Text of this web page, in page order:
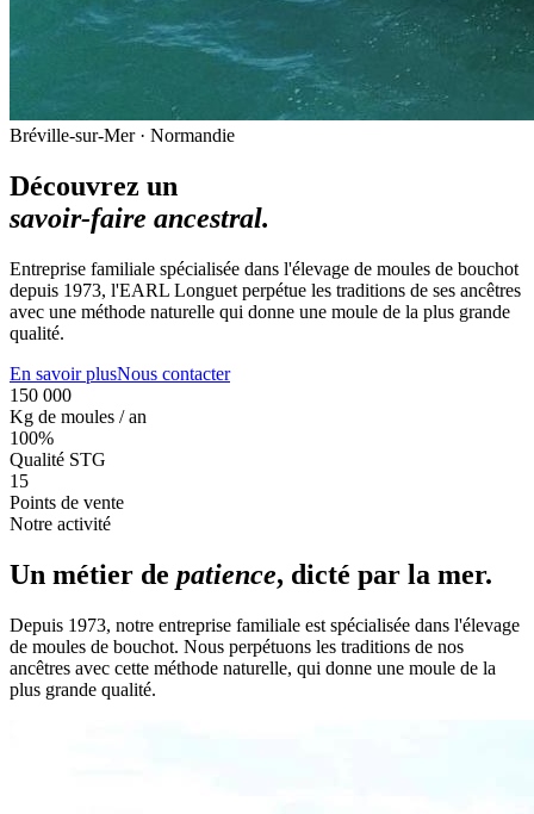
Bréville-sur-Mer · Normandie
Découvrez un
savoir-faire ancestral.
Entreprise familiale spécialisée dans l'élevage de moules de bouchot
depuis 1973, l'EARL Longuet perpétue les traditions de ses ancêtres
avec une méthode naturelle qui donne une moule de la plus grande
qualité.
En savoir plusNous contacter
150 000
Kg de moules / an
100%
Qualité STG
15
Points de vente
Notre activité
Un métier de patience, dicté par la mer.
Depuis 1973, notre entreprise familiale est spécialisée dans l'élevage
de moules de bouchot. Nous perpétuons les traditions de nos
ancêtres avec cette méthode naturelle, qui donne une moule de la
plus grande qualité.